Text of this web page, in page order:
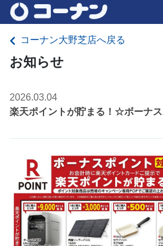
コーナン大野芝店へ戻る
お知らせ
2026.03.04
楽天ポイントが貯まる！☆ボーナ